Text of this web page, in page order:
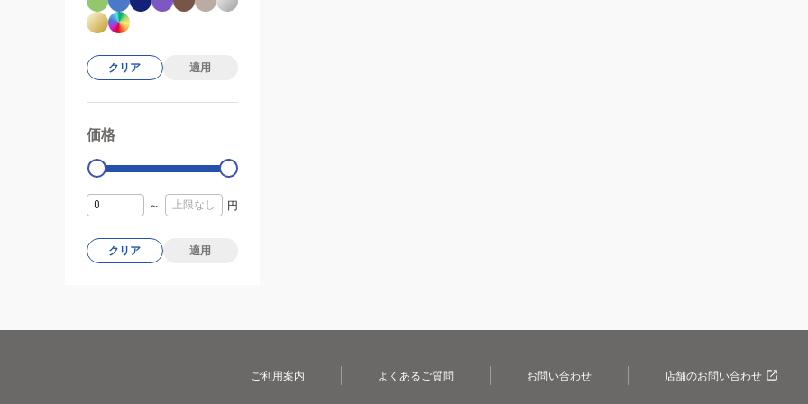
クリア 適用
価格
0
～ 円
クリア 適用
ご利用案内 よくあるご質問 お問い合わせ 店舗のお問い合わせ